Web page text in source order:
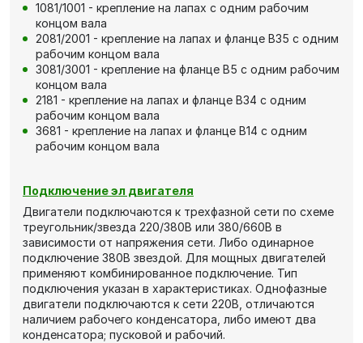
1081/1001 - крепление на лапах с одним рабочим
концом вала
2081/2001 - крепление на лапах и фланце В35 с одним
рабочим концом вала
3081/3001 - крепление на фланце В5 с одним рабочим
концом вала
2181 - крепление на лапах и фланце В34 с одним
рабочим концом вала
3681 - крепление на лапах и фланце В14 с одним
рабочим концом вала
Подключение эл двигателя
Двигатели подключаются к трехфазной сети по схеме
треугольник/звезда 220/380В или 380/660В в
зависимости от напряжения сети. Либо одинарное
подключение 380В звездой. Для мощных двигателей
применяют комбинированное подключение. Тип
подключения указан в характеристиках. Однофазные
двигатели подключаются к сети 220В, отличаются
наличием рабочего конденсатора, либо имеют два
конденсатора; пусковой и рабочий.